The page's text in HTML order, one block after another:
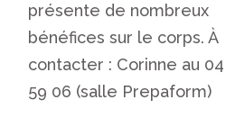
présente de nombreux
bénéfices sur le corps. À
contacter : Corinne au
59 06 (salle Prepaform)